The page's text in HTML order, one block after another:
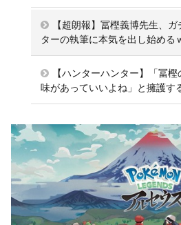
【超朗報】冨樫義博先生、
ターの執筆に本気を出し始める
【ハンターハンター】「冨
味があっていいよね」と擁護す